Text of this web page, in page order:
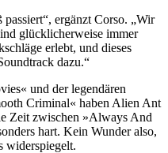
ergänzt Corso. „Wir
glücklicherweise immer
erlebt, und dieses
dazu.“
und der legendären
Criminal« haben Alien Ant
Zeit zwischen »Always And
hart. Kein Wunder also,
widerspiegelt.